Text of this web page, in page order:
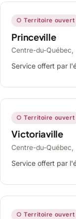
○ Territoire ouvert
Princeville
Centre-du-Québec,
Service offert par
○ Territoire ouvert
Victoriaville
Centre-du-Québec,
Service offert par
○ Territoire ouvert